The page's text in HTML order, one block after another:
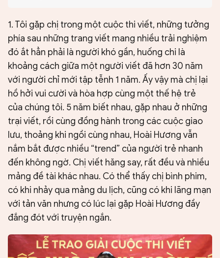
1. Tôi gặp chị trong một cuộc thi viết, những tưởng
phía sau những trang viết mang nhiều trải nghiệm
đó ắt hẳn phải là người khó gần, huống chi là
khoảng cách giữa một người viết đã hơn 30 năm
với người chỉ mới tập tễnh 1 năm. Ấy vậy mà chị lại
hồ hởi vui cười và hòa hợp cùng một thế hệ trẻ
của chúng tôi. 5 năm biết nhau, gặp nhau ở những
trại viết, rồi cùng đồng hành trong các cuộc giao
lưu, thoảng khi ngồi cùng nhau, Hoài Hương vẫn
nắm bắt được nhiều “trend” của người trẻ nhanh
đến không ngờ. Chị viết hăng say, rất đều và nhiều
mảng đề tài khác nhau. Có thể thấy chị bình phim,
có khi nhảy qua mảng du lịch, cũng có khi lãng mạn
với tản văn nhưng có lúc lại gặp Hoài Hương đầy
đắng đót với truyện ngắn.